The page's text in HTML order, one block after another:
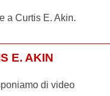
a Curtis E. Akin.
E. AKIN
di video